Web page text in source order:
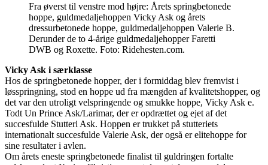
Fra øverst til venstre mod højre: Årets springbetonede
hoppe, guldmedaljehoppen Vicky Ask og årets
dressurbetonede hoppe, guldmedaljehoppen Valerie B.
Derunder de to 4-årige guldmedaljehopper Faretti
DWB og Roxette. Foto: Ridehesten.com.
Vicky Ask i særklasse
Hos de springbetonede hopper, der i formiddag blev fremvist i
løsspringning, stod en hoppe ud fra mængden af kvalitetshopper, og
det var den utroligt velspringende og smukke hoppe, Vicky Ask e.
Todt Un Prince Ask/Larimar, der er opdrættet og ejet af det
succesfulde Stutteri Ask. Hoppen er trukket på stutteriets
internationalt succesfulde Valerie Ask, der også er elitehoppe for
sine resultater i avlen.
Om årets eneste springbetonede finalist til guldringen fortalte